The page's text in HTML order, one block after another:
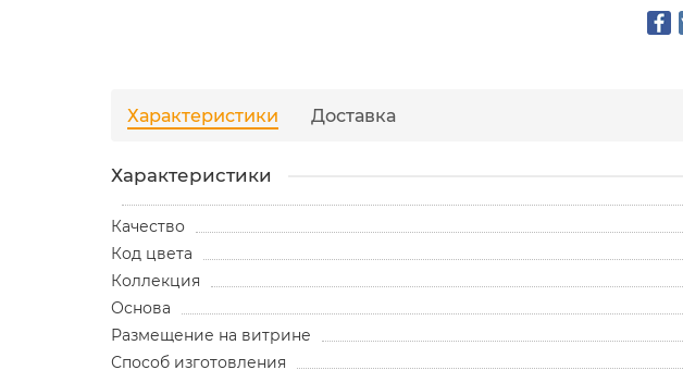
Характеристики Доставка
Характеристики
Качество
Код цвета
Коллекция
Основа
Размещение на витрине
Способ изготовления